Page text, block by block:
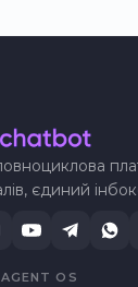
єдиний
OS